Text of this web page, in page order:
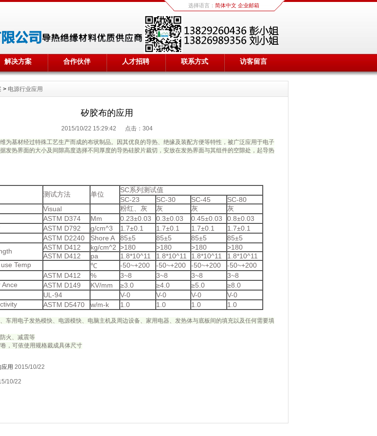
选择语言： 简体中文 企业邮箱
解决方案 合作伙伴 人才招聘 联系方式 访客留言
> 电源行业应用
矽胶布的应用
2015/10/22 15:29:42 点击： 304
为基材经过特殊工艺生产而成的布状制品。因其优良的导热、绝缘及装配方便等特性，被广泛应用于电子
发热界面的大小及间隙高度选择不同厚度的导热硅胶片裁切，安放在发热界面与其组件的空隙处，起导热
测试方法 单位
SC系列测试值
SC-23
SC-30 SC-45
SC-80
Visual 粉红、灰 灰 灰
灰
ASTM D374 Mm 0.23±0.03 0.3±0.03 0.45±0.03
0.8±0.03
ASTM D792 g/cm^3 1.7±0.1 1.7±0.1 1.7±0.1
1.7±0.1
ASTM D2240 Shore A 85±5 85±5 85±5
85±5
ASTM D412 kg/cm^2 >180 >180 >180
>180
ASTM D412
pa 1.8*10^11 1.8*10^11 1.8*10^11
1.8*10^11
Temp
℃ -50~+200 -50~+200 -50~+200
-50~+200
ASTM D412 % 3~8 3~8 3~8
3~8
Ance
ASTM D149 KV/mm ≥3.0 ≥4.0 ≥5.0
≥8.0
UL-94 V-0 V-0 V-0
V-0
ASTM D5470 w/m-k 1.0 1.0 1.0 1.0
车用电子发热模快、电源模快、电脑主机及周边设备、家用电器、发热体与底板间的填充以及任何需要填
火、减震等
，可依使用规格裁成具体尺寸
用 2015/10/22
10/22